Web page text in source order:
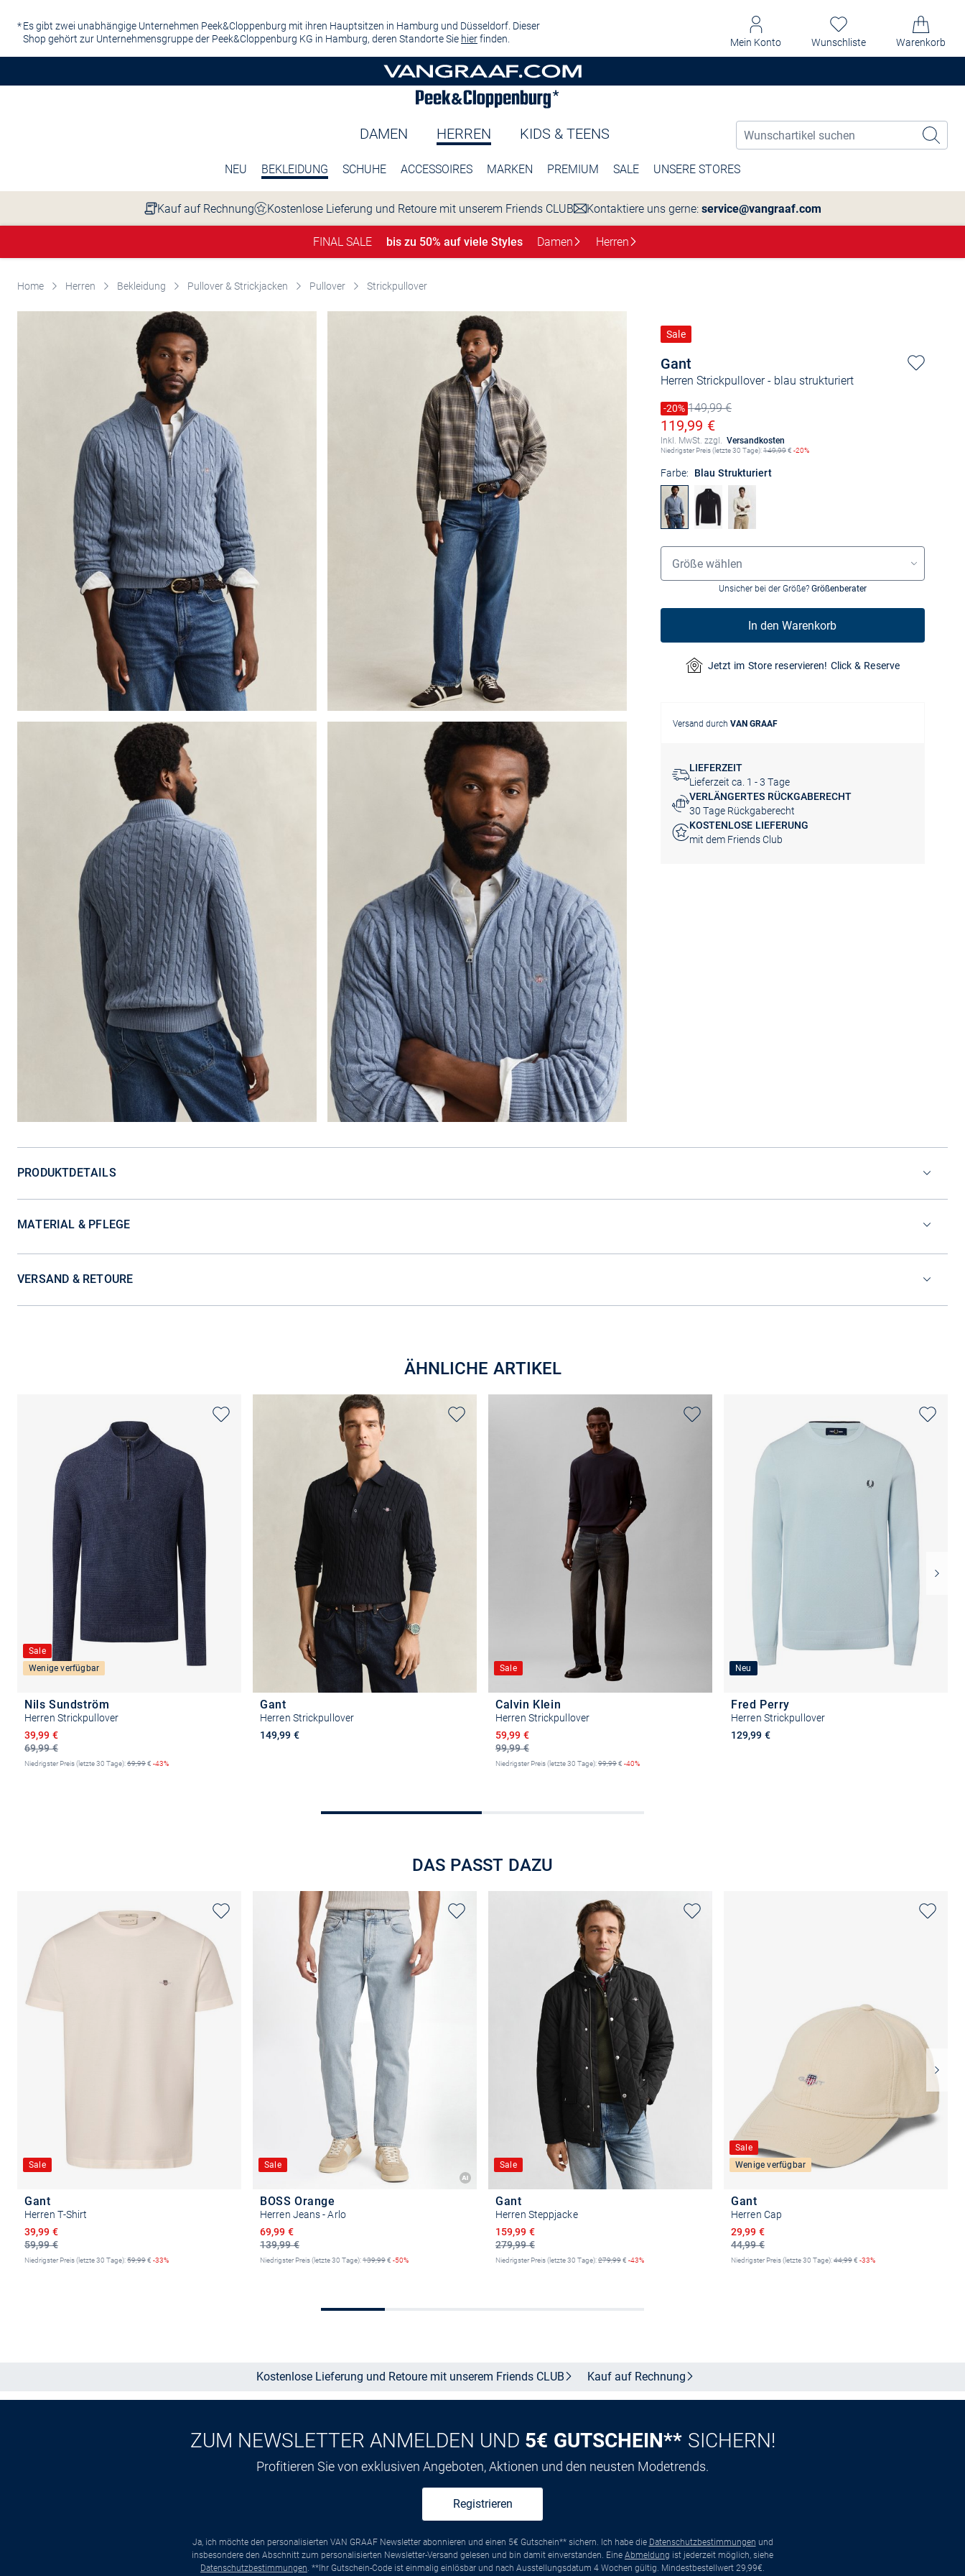
Es gibt zwei unabhängige Unternehmen Peek&Cloppenburg mit ihren Hauptsitzen in Hamburg und Düsseldorf. Dieser
Shop gehört zur Unternehmensgruppe der Peek&Cloppenburg KG in Hamburg, deren Standorte Sie hierfinden. Mein Konto Wunschliste Warenkorb
DAMEN HERREN KIDS & TEENS
NEU BEKLEIDUNG SCHUHE ACCESSOIRES MARKEN PREMIUM SALE UNSERE STORES
Kauf auf Rechnung Kostenlose Lieferung und Retoure mit unserem Friends CLUB Kontaktiere uns gerne: service@vangraaf.com
FINAL SALE bis zu 50% auf viele Styles Damen Herren
Home Herren Bekleidung Pullover & Strickjacken Pullover Strickpullover
Gant
Herren Strickpullover- blau strukturiert
Sale
Preis reduziert um
-20%
Alter Preis149,99 €
Ermäßigter Preis
119,99 €
Inkl. MwSt. zzgl. Versandkosten
Niedrigster Preis (letzte 30 Tage):149,99€ -20%
Farbe: Blau Strukturiert
Größenauswahl
Größe wählen
Unsicher bei der Größe? Größenberater
In den Warenkorb
Jetzt im Store reservieren! Click & Reserve
Versand durch VAN GRAAF
LIEFERZEIT
Lieferzeit ca. 1 - 3 Tage
VERLÄNGERTES RÜCKGABERECHT
30 Tage Rückgaberecht
KOSTENLOSE LIEFERUNG
mit dem Friends Club
PRODUKTDETAILS
MATERIAL & PFLEGE
VERSAND & RETOURE
ÄHNLICHE ARTIKEL
Sale
Wenige verfügbar
Nils Sundström
Herren Strickpullover
69,99 €
Ermäßigter Preis
39,99 €
Niedrigster Preis (letzte 30 Tage):69,99€ -43%
Gant
Herren Strickpullover
149,99 €
Größe auswählen
Sale
Calvin Klein
Herren Strickpullover
99,99 €
Ermäßigter Preis
59,99 €
Niedrigster Preis (letzte 30 Tage):99,99€ -40%
Neu
Fred Perry
Herren Strickpullover
129,99 €
DAS PASST DAZU
Sale
Gant
Herren T-Shirt
59,99 €
Ermäßigter Preis
39,99 €
Niedrigster Preis (letzte 30 Tage):59,99€ -33%
Sale
BOSS Orange
Herren Jeans - Arlo
139,99 €
Ermäßigter Preis
69,99 €
Niedrigster Preis (letzte 30 Tage):139,99€ -50%
Sale
Gant
Herren Steppjacke
279,99 €
Ermäßigter Preis
159,99 €
Niedrigster Preis (letzte 30 Tage):279,99€ -43%
Sale
Wenige verfügbar
Gant
Herren Cap
44,99 €
Ermäßigter Preis
29,99 €
Niedrigster Preis (letzte 30 Tage):44,99€ -33%
Kostenlose Lieferung und Retoure mit unserem Friends CLUB Kauf auf Rechnung
ZUM NEWSLETTER ANMELDEN UND 5€ GUTSCHEIN** SICHERN!
Profitieren Sie von exklusiven Angeboten, Aktionen und den neusten Modetrends.
Registrieren
Ja, ich möchte den personalisierten VAN GRAAF Newsletter abonnieren und einen 5€ Gutschein** sichern. Ich habe die Datenschutzbestimmungen und
insbesondere den Abschnitt zum personalisierten Newsletter-Versand gelesen und bin damit einverstanden. Eine Abmeldung ist jederzeit möglich, siehe
Datenschutzbestimmungen . **Ihr Gutschein-Code ist einmalig einlösbar und nach Ausstellungsdatum 4 Wochen gültig. Mindestbestellwert 29,99€.